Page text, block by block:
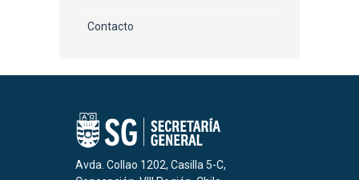
Contacto
Avda. Collao 1202, Casilla 5-C,